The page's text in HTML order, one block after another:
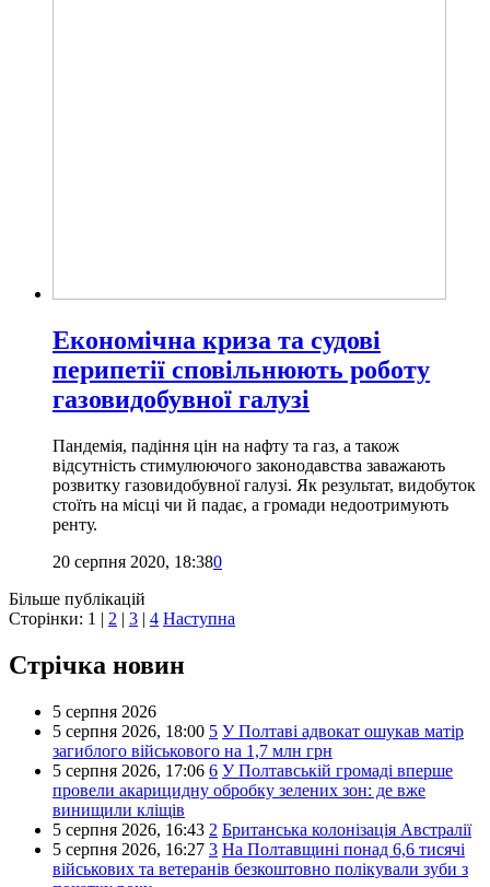
Економічна криза та судові
перипетії сповільнюють роботу
газовидобувної галузі
Пандемія, падіння цін на нафту та газ, а також
відсутність стимулюючого законодавства заважають
розвитку газовидобувної галузі. Як результат, видобуток
стоїть на місці чи й падає, а громади недоотримують
ренту.
20 серпня 2020, 18:380
Більше публікацій
Сторінки: 1 | 2 | 3 | 4 Наступна
Стрічка новин
5 серпня 2026
5 серпня 2026, 18:00 5 У Полтаві адвокат ошукав матір
загиблого військового на 1,7 млн грн
5 серпня 2026, 17:06 6 У Полтавській громаді вперше
провели акарицидну обробку зелених зон: де вже
винищили кліщів
5 серпня 2026, 16:43 2 Британська колонізація Австралії
5 серпня 2026, 16:27 3 На Полтавщині понад 6,6 тисячі
військових та ветеранів безкоштовно полікували зуби з